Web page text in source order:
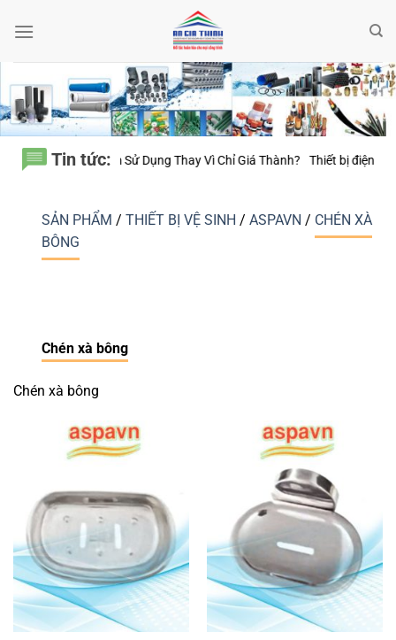
qua
Tin tức:
Đến 20 Năm Sử Dụng Thay Vì Chỉ Giá Thành? Thiết bị điện Nanoco
SẢN PHẨM / THIẾT BỊ VỆ SINH / ASPAVN / CHÉN XÀ
BÔNG
Chén xà bông
Chén xà bông